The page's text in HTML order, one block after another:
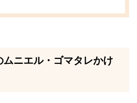
ムニエル・ゴマタレかけ